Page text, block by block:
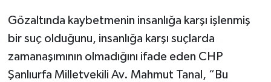
Gözaltında kaybetmenin insanlığa karşı işlenmiş
bir suç olduğunu, insanlığa karşı suçlarda
zamanaşımının olmadığını ifade eden CHP
Şanlıurfa Milletvekili Av. Mahmut Tanal, “Bu